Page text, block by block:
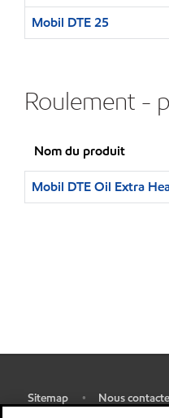
Mobil DTE 25
Roulement -
Nom du produit
Mobil DTE Oil Extra
Sitemap • Nous